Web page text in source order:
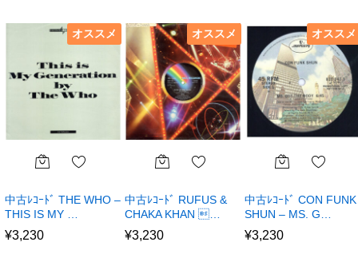
オススメ
中古ﾚｺｰﾄﾞ THE WHO –
THIS IS MY …
¥3,230
オススメ
中古ﾚｺｰﾄﾞ RUFUS &
CHAKA KHAN …
¥3,230
オススメ
中古ﾚｺｰﾄﾞ CON FUNK
SHUN – MS. G…
¥3,230